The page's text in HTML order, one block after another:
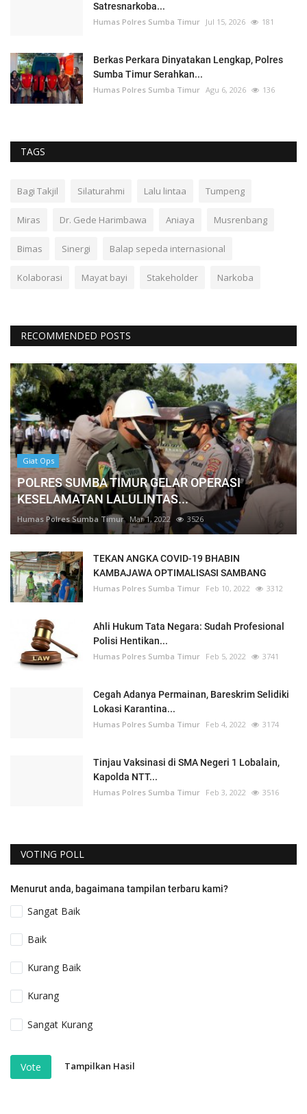
Satresnarkoba...
Humas Polres Sumba Timur Jul 15, 2026 181
Berkas Perkara Dinyatakan Lengkap, Polres
Sumba Timur Serahkan...
Humas Polres Sumba Timur Agu 6, 2026 136
TAGS
Bagi Takjil Silaturahmi Lalu lintaa Tumpeng
Miras Dr. Gede Harimbawa Aniaya Musrenbang
Bimas Sinergi Balap sepeda internasional
Kolaborasi Mayat bayi Stakeholder Narkoba
RECOMMENDED POSTS
Giat Ops
POLRES SUMBA TIMUR GELAR OPERASI
KESELAMATAN LALULINTAS...
Humas Polres Sumba Timur Mar 1, 2022 3526
TEKAN ANGKA COVID-19 BHABIN
KAMBAJAWA OPTIMALISASI SAMBANG
Humas Polres Sumba Timur Feb 10, 2022 3312
Ahli Hukum Tata Negara: Sudah Profesional
Polisi Hentikan...
Humas Polres Sumba Timur Feb 5, 2022 3741
Cegah Adanya Permainan, Bareskrim Selidiki
Lokasi Karantina...
Humas Polres Sumba Timur Feb 4, 2022 3174
Tinjau Vaksinasi di SMA Negeri 1 Lobalain,
Kapolda NTT...
Humas Polres Sumba Timur Feb 3, 2022 3516
VOTING POLL
Menurut anda, bagaimana tampilan terbaru kami?
Sangat Baik
Baik
Kurang Baik
Kurang
Sangat Kurang
Vote Tampilkan Hasil